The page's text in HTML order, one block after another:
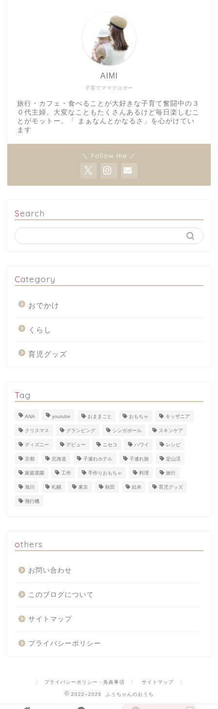
子育てママブロガー
AIMI
旅行・カフェ・食べることが大好きな子育て奮闘中の３
０代主婦。大変なこともたくさんあるけど毎日楽しむこ
とがモットー。「 まぁなんとかなるさ」を心がけてい
ます
＼ Follow me ／
Search
Category
おでかけ
くらし
育児グッズ
Tag
ANA youtube おままごと おもちゃ キッザニア
クリスマス グランピング シンガポール スキンケア
ディズニー デビュー ニセコ ハワイ レシピ
京都 北海道 子連れホテル 子連れ旅 定山渓
家庭菜園 工作 手作りおもちゃ 料理 旅行
旭川 札幌 東京 秋田 絵本 育児グッズ
飛行機
others
お問い合わせ
このブログについて
サイトマップ
プライバシーポリシー
プライバシーポリシー・免責事項 サイトマップ
2022–2026 ふうちゃんのおうちJapanese